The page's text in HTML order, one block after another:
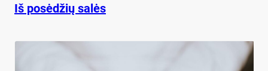
Iš posėdžių salės